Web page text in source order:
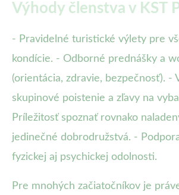
Výhody členstva v KST
- Pravidelné turistické výlety pre
kondície. - Odborné prednášky a
(orientácia, zdravie, bezpečnosť). -
skupinové poistenie a zľavy na
Príležitosť spoznať rovnako
jedinečné dobrodružstvá. -
fyzickej aj psychickej odolnosti.
Pre mnohých začiatočníkov je